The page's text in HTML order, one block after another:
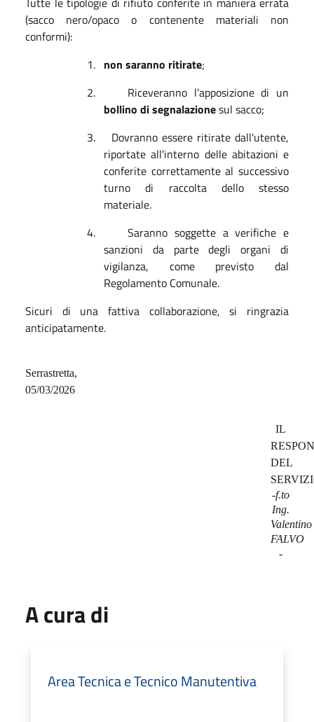
(sacco nero/opaco o contenente materiali non
conformi):
1. non saranno ritirate;
2.
Riceveranno l'apposizione di un
bollino di segnalazionesul sacco;
3.
Dovranno essere ritirate dall'utente,
riportate all'interno delle abitazioni e
conferite correttamente al successivo
turno di raccolta dello stesso
materiale.
4.
Saranno soggette a verifiche e
sanzioni da parte degli organi di
vigilanza, come previsto dal
Regolamento Comunale.
Sicuri di una fattiva collaborazione, si ringrazia
anticipatamente.
Serrastretta,
05/03/2026
IL
DEL
-f.to
Ing.
Valentino
FALVO
-
A cura di
Area Tecnica e Tecnico Manutentiva